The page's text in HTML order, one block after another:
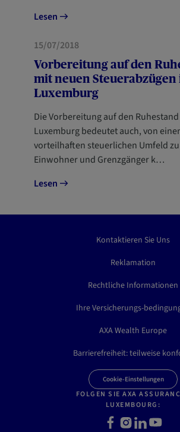
Lesen
STEUER
15/07/2018
Vorbereitung auf den
mit neuen Steuerabzügen
Luxemburg
Die Vorbereitung auf den
Luxemburg bedeutet auch, von
vorteilhaften steuerlichen Umfeld
Einwohner und Grenzgänger k…
Lesen
Kontaktieren Sie Uns
Reklamation
Rechtliche Informationen
Ihre Versicherungs-
AXA Wealth Europe
Barrierefreiheit: teilweise
Cookie-Einstellungen
FOLGEN SIE AXA
LUXEMBOURG:
F
I
L
Y